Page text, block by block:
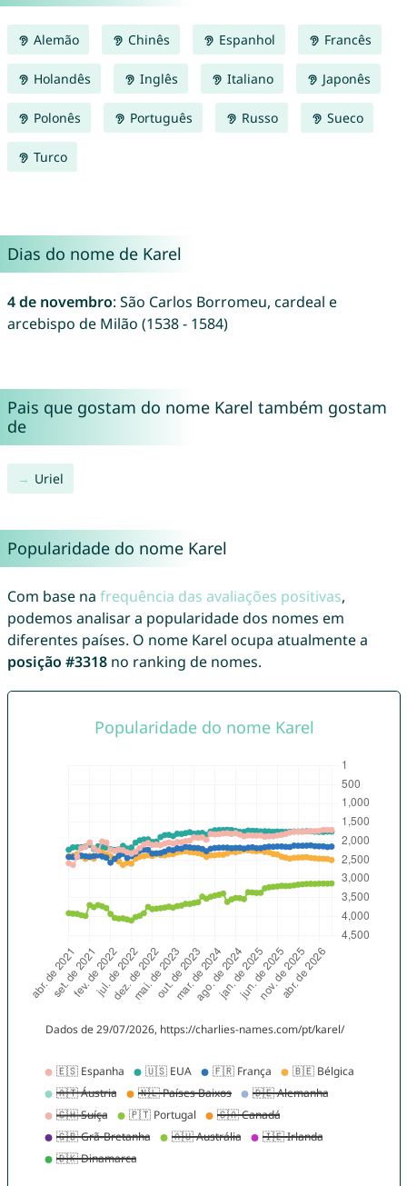
Alemão Chinês Espanhol Francês
Holandês Inglês Italiano Japonês
Polonês Português Russo Sueco
Turco
Dias do nome de Karel
4 de novembro: São Carlos Borromeu, cardeal e
arcebispo de Milão (1538 - 1584)
Pais que gostam do nome Karel também gostam
de
Uriel
Popularidade do nome Karel
Com base na frequência das avaliações positivas,
podemos analisar a popularidade dos nomes em
diferentes países. O nome Karel ocupa atualmente a
posição #3318no ranking de nomes.